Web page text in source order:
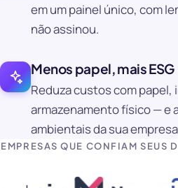
em um painel único, com
não assinou.
Menos papel, mais ESG
Reduza custos com papel,
armazenamento físico — e
ambientais da sua
EMPRESAS QUE CONFIAM SEUS